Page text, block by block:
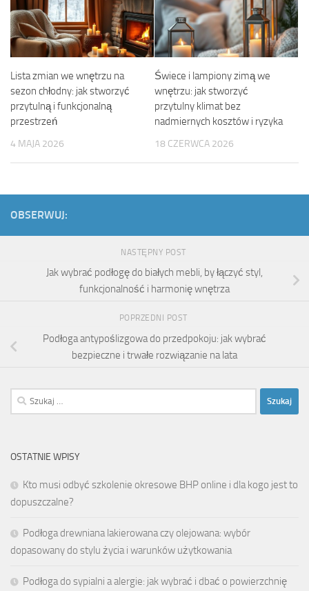
Lista zmian we wnętrzu na
sezon chłodny: jak stworzyć
przytulną i funkcjonalną
przestrzeń
4 MAJA 2026
Świece i lampiony zimą we
wnętrzu: jak stworzyć
przytulny klimat bez
nadmiernych kosztów i ryzyka
18 CZERWCA 2026
OBSERWUJ:
NASTĘPNY POST
Jak wybrać podłogę do białych mebli, by łączyć styl,
funkcjonalność i harmonię wnętrza
POPRZEDNI POST
Podłoga antypoślizgowa do przedpokoju: jak wybrać
bezpieczne i trwałe rozwiązanie na lata
Szukaj:
OSTATNIE WPISY
Kto musi odbyć szkolenie okresowe BHP online i dla kogo jest to
dopuszczalne?
Podłoga drewniana lakierowana czy olejowana: wybór
dopasowany do stylu życia i warunków użytkowania
Podłoga do sypialni a alergie: jak wybrać i dbać o powierzchnię